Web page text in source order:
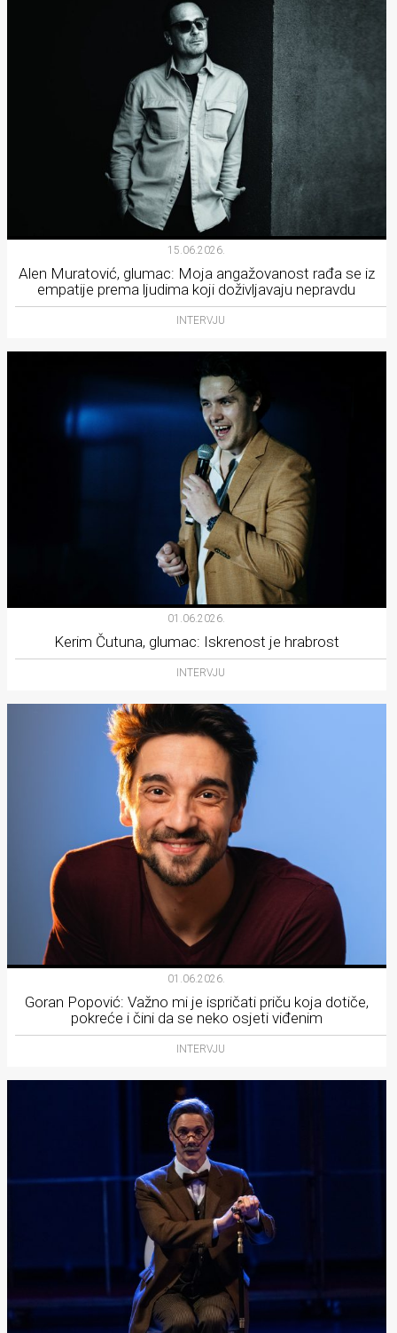
15.06.2026.
Alen Muratović, glumac: Moja angažovanost rađa se iz
empatije prema ljudima koji doživljavaju nepravdu
INTERVJU
01.06.2026.
Kerim Čutuna, glumac: Iskrenost je hrabrost
INTERVJU
01.06.2026.
Goran Popović: Važno mi je ispričati priču koja dotiče,
pokreće i čini da se neko osjeti viđenim
INTERVJU